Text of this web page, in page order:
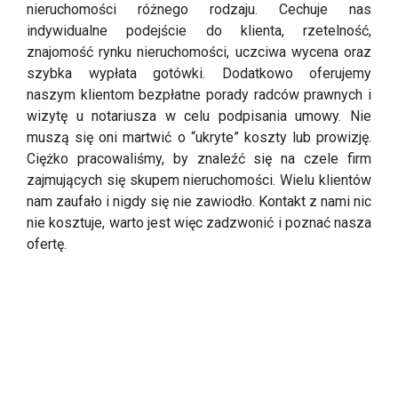
nieruchomości różnego rodzaju. Cechuje nas
indywidualne podejście do klienta, rzetelność,
znajomość rynku nieruchomości, uczciwa wycena oraz
szybka wypłata gotówki. Dodatkowo oferujemy
naszym klientom bezpłatne porady radców prawnych i
wizytę u notariusza w celu podpisania umowy. Nie
muszą się oni martwić o “ukryte” koszty lub prowizję.
Ciężko pracowaliśmy, by znaleźć się na czele firm
zajmujących się skupem nieruchomości. Wielu klientów
nam zaufało i nigdy się nie zawiodło. Kontakt z nami nic
nie kosztuje, warto jest więc zadzwonić i poznać nasza
ofertę.